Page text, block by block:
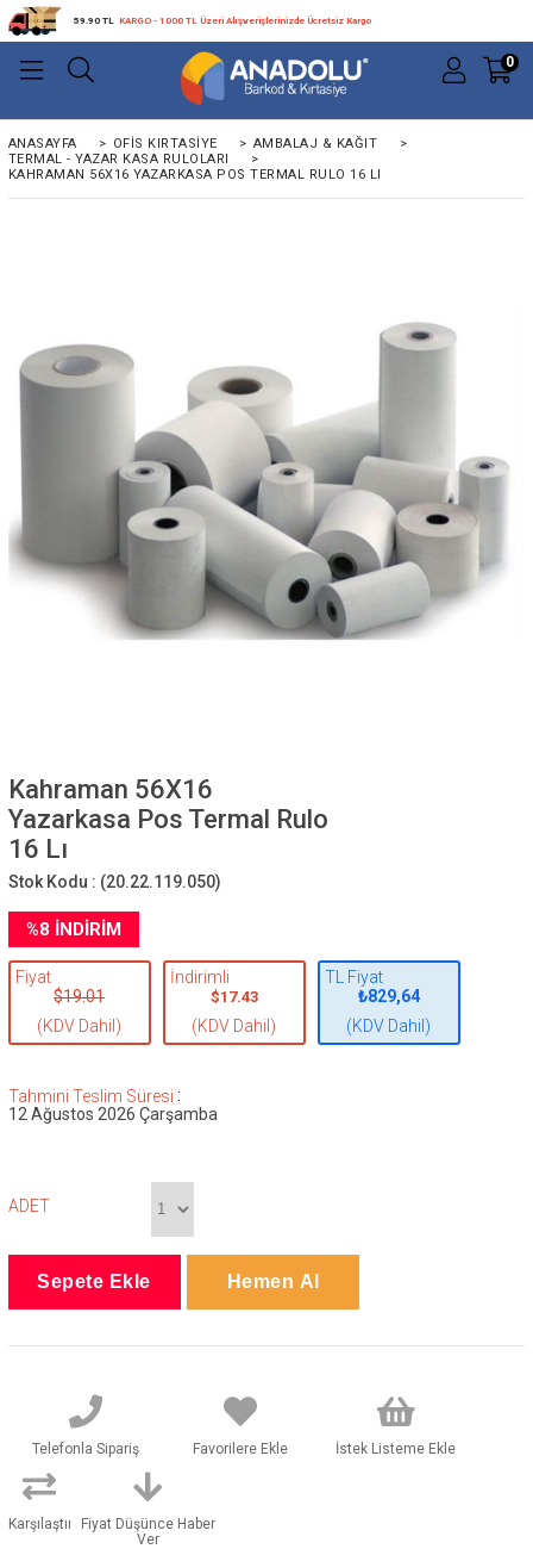
59.90 TL KARGO - 1000 TL Üzeri Alışverişlerinizde Ücretsiz Kargo
0
ANASAYFA > OFIS KIRTASIYE > AMBALAJ & KAĞIT
>
TERMAL - YAZAR KASA RULOLARI
>
KAHRAMAN 56X16 YAZARKASA POS TERMAL RULO 16 LI
Kahraman 56X16
Yazarkasa Pos Termal Rulo
16 Lı
Stok Kodu : (20.22.119.050)
%8 İNDIRIM
Fiyat
$19.01
(KDV Dahil)
İndirimli
$17.43
(KDV Dahil)
TL Fiyat
₺829,64
(KDV Dahil)
Tahmini Teslim Süresi :
12 Ağustos 2026 Çarşamba
ADET
Telefonla Sipariş Favorilere Ekle İstek Listeme Ekle
Karşılaştır
Fiyat Düşünce Haber
Ver